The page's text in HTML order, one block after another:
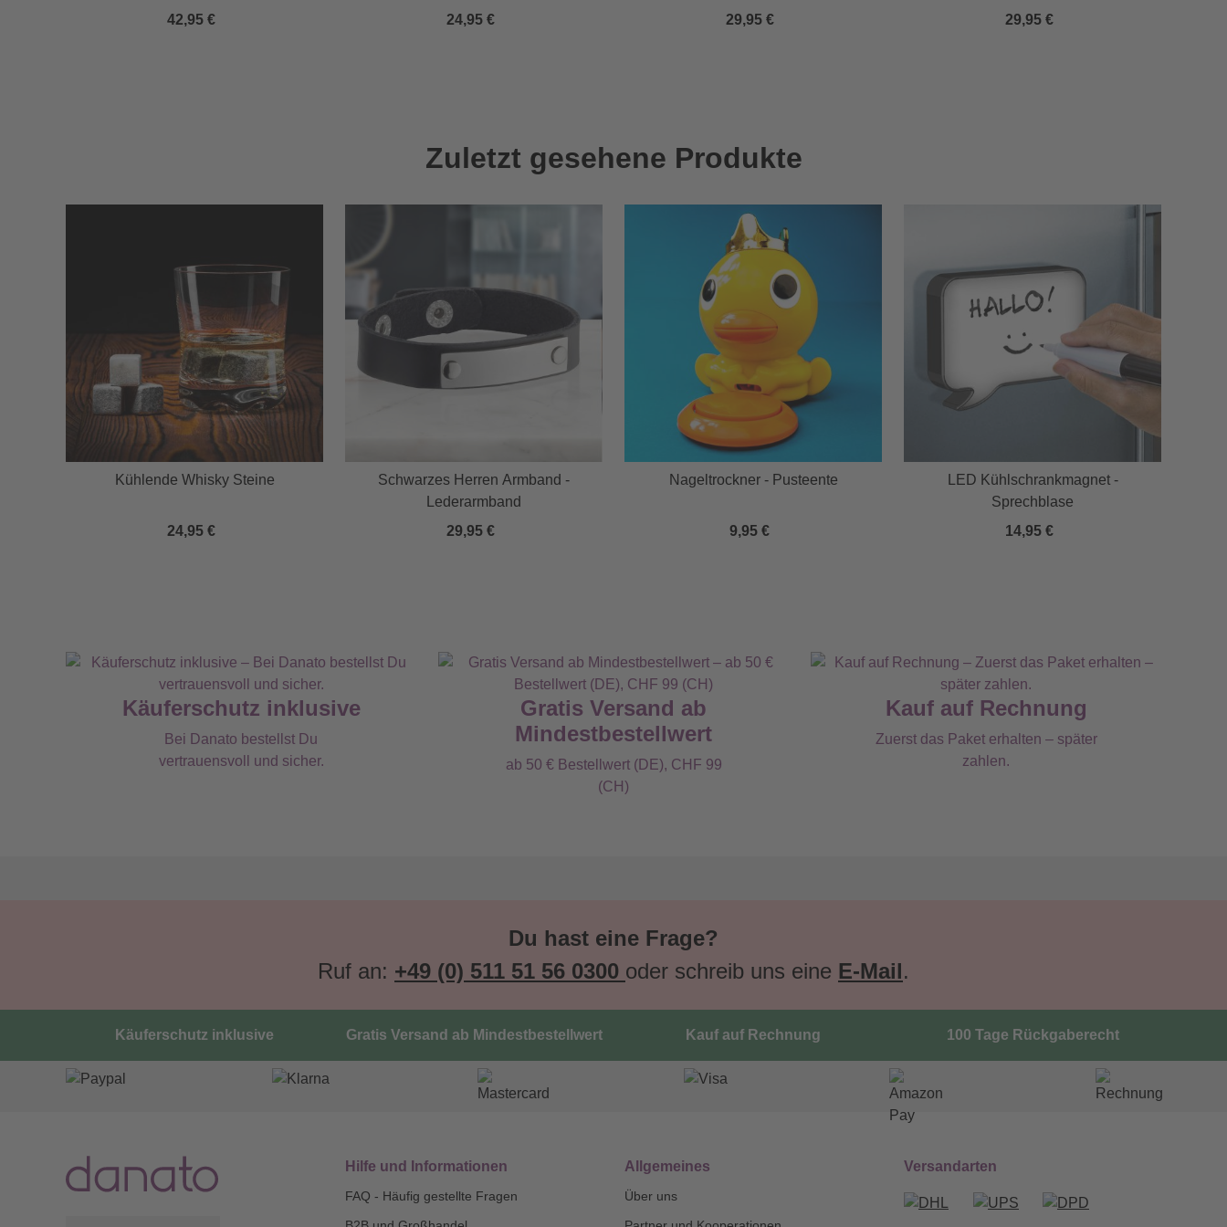
42,95 € 24,95 €
29,95 €
29,95 €
Zuletzt gesehene Produkte
Kühlende Whisky Steine
24,95 €
Schwarzes Herren Armband -
Lederarmband
29,95 €
Nageltrockner - Pusteente
9,95 €
LED Kühlschrankmagnet -
Sprechblase
14,95 €
Käuferschutz inklusive
Bei Danato bestellst Du
vertrauensvoll und sicher.
Gratis Versand ab
Mindestbestellwert
ab 50 € Bestellwert (DE), CHF 99
(CH)
Kauf auf Rechnung
Zuerst das Paket erhalten – später
zahlen.
Du hast eine Frage?
Ruf an: +49 (0) 511 51 56 0300 oder schreib uns eine E-Mail.
Käuferschutz inklusive Gratis Versand ab Mindestbestellwert Kauf auf Rechnung 100 Tage Rückgaberecht
Versandarten
Hilfe und Informationen
FAQ - Häufig gestellte Fragen
Allgemeines
Über uns